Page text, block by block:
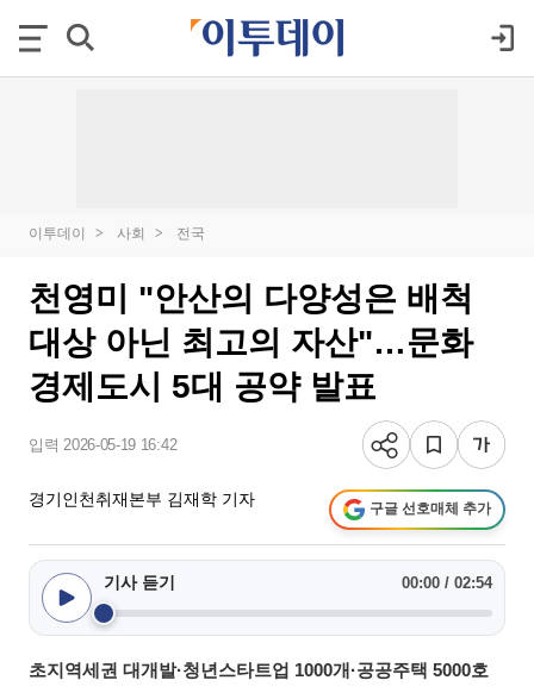
이투데이 사회 전국
천영미 "안산의 다양성은 배척
대상 아닌 최고의 자산"…문화
경제도시 5대 공약 발표
입력 2026-05-19 16:42
경기인천취재본부 김재학 기자 구글 선호매체 추가
기사 듣기 00:00 / 02:54
초지역세권 대개발·청년스타트업 1000개·공공주택 5000호